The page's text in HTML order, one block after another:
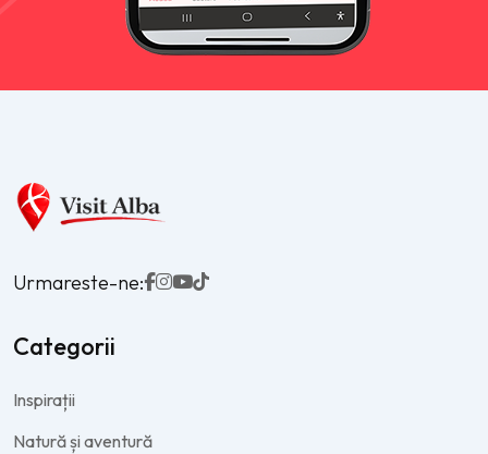
Urmareste-ne:
Categorii
Inspirații
Natură și aventură